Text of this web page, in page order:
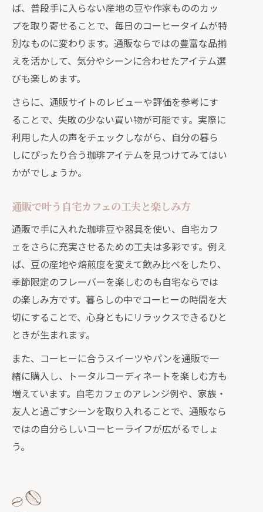
ば、普段手に入らない産地の豆や作家もののカッ
プを取り寄せることで、毎日のコーヒータイムが特
別なものに変わります。通販ならではの豊富な品揃
えを活かして、気分やシーンに合わせたアイテム選
びも楽しめます。
さらに、通販サイトのレビューや評価を参考にす
ることで、失敗の少ない買い物が可能です。実際に
利用した人の声をチェックしながら、自分の暮ら
しにぴったり合う珈琲アイテムを見つけてみてはい
かがでしょうか。
通販で叶う自宅カフェの工夫と楽しみ方
通販で手に入れた珈琲豆や器具を使い、自宅カフ
ェをさらに充実させるための工夫は多彩です。例え
ば、豆の産地や焙煎度を変えて飲み比べをしたり、
季節限定のフレーバーを楽しむのも自宅ならでは
の楽しみ方です。暮らしの中でコーヒーの時間を大
切にすることで、心身ともにリラックスできるひと
ときが生まれます。
また、コーヒーに合うスイーツやパンを通販で一
緒に購入し、トータルコーディネートを楽しむ方も
増えています。自宅カフェのアレンジ例や、家族・
友人と過ごすシーンを取り入れることで、通販なら
ではの自分らしいコーヒーライフが広がるでしょ
う。